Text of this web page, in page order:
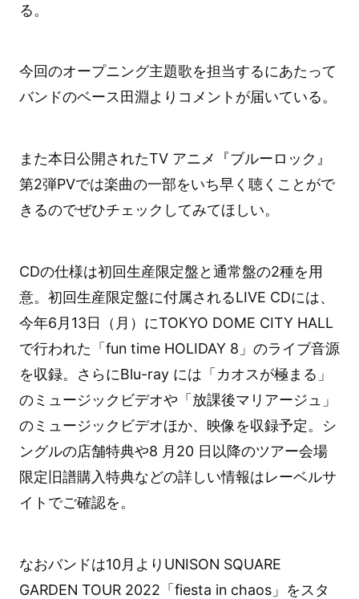
る。
今回のオープニング主題歌を担当するにあたって
バンドのベース田淵よりコメントが届いている。
また本日公開されたTV アニメ『ブルーロック』
第2弾PVでは楽曲の一部をいち早く聴くことがで
きるのでぜひチェックしてみてほしい。
CDの仕様は初回生産限定盤と通常盤の2種を用
意。初回生産限定盤に付属されるLIVE CDには、
今年6月13日（月）にTOKYO DOME CITY HALL
で行われた「fun time HOLIDAY 8」のライブ音源
を収録。さらにBlu-ray には「カオスが極まる」
のミュージックビデオや「放課後マリアージュ」
のミュージックビデオほか、映像を収録予定。シ
ングルの店舗特典や8 月20 日以降のツアー会場
限定旧譜購入特典などの詳しい情報はレーベルサ
イトでご確認を。
なおバンドは10月よりUNISON SQUARE
GARDEN TOUR 2022「fiesta in chaos」をスタ